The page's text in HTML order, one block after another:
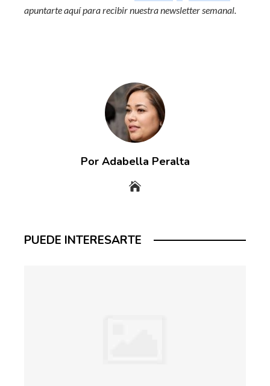
apuntarte aquí para recibirnuestra newsletter semanal.
Por Adabella Peralta
PUEDE INTERESARTE